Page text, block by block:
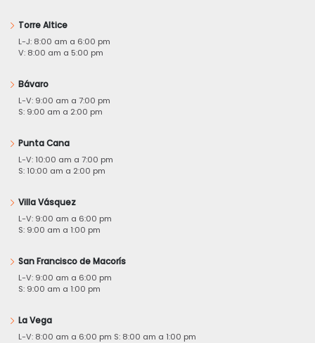
Torre Altice
L-J: 8:00 am a 6:00 pm
V: 8:00 am a 5:00 pm
Bávaro
L-V: 9:00 am a 7:00 pm
S: 9:00 am a 2:00 pm
Punta Cana
L-V: 10:00 am a 7:00 pm
S: 10:00 am a 2:00 pm
Villa Vásquez
L-V: 9:00 am a 6:00 pm
S: 9:00 am a 1:00 pm
San Francisco de Macorís
L-V: 9:00 am a 6:00 pm
S: 9:00 am a 1:00 pm
La Vega
L-V: 8:00 am a 6:00 pm S: 8:00 am a 1:00 pm